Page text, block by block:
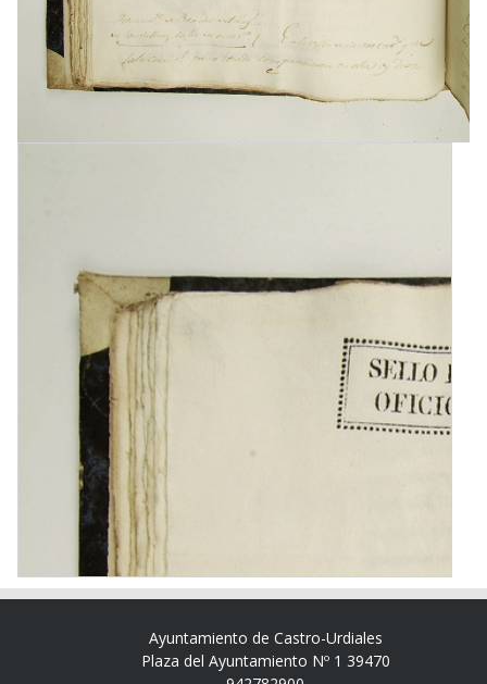
Ayuntamiento de Castro-Urdiales
Plaza del Ayuntamiento Nº 1 39470